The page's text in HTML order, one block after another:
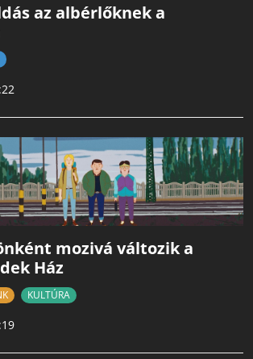
az albérlőknek a
mozivá változik a
Ház
KULTÚRA